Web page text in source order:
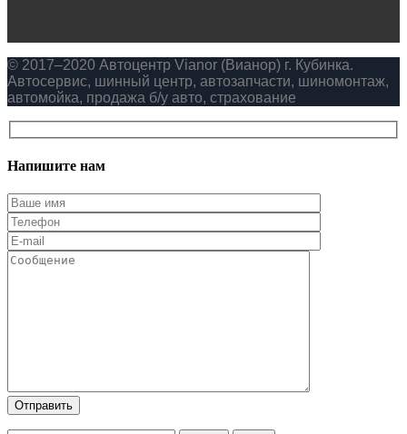
© 2017–2020 Автоцентр Vianor (Вианор) г. Кубинка.
Автосервис, шинный центр, автозапчасти, шиномонтаж,
автомойка, продажа б/у авто, страхование
Напишите нам